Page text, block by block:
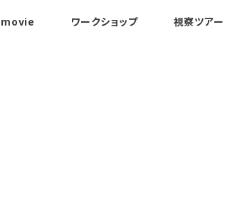
movie ワークショップ 視察ツアー